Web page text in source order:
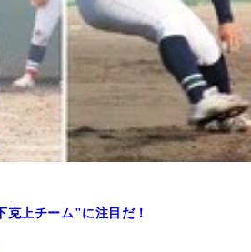
克上チーム"に注目だ！